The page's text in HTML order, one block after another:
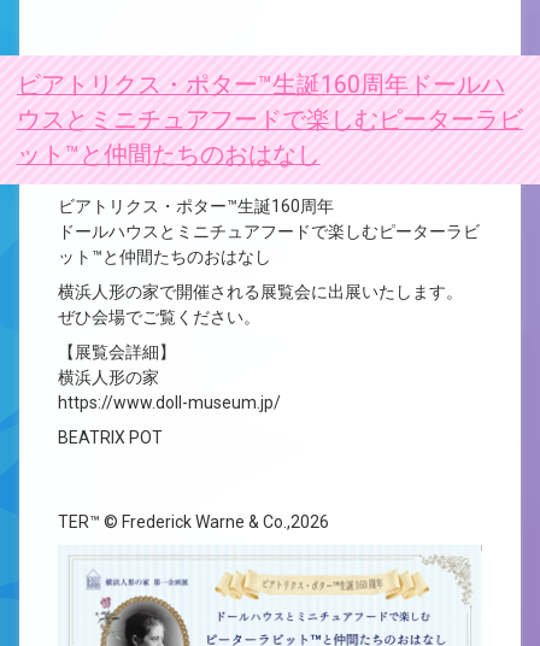
ビアトリクス・ポター™生誕160周年ドールハ
ウスとミニチュアフードで楽しむピーターラビ
ット™と仲間たちのおはなし
ビアトリクス・ポター™生誕160周年
ドールハウスとミニチュアフードで楽しむピーターラビ
ット™と仲間たちのおはなし
横浜人形の家で開催される展覧会に出展いたします。
ぜひ会場でご覧ください。
【展覧会詳細】
横浜人形の家
https://www.doll-museum.jp/
BEATRIX POT
TER™ © Frederick Warne & Co.,2026